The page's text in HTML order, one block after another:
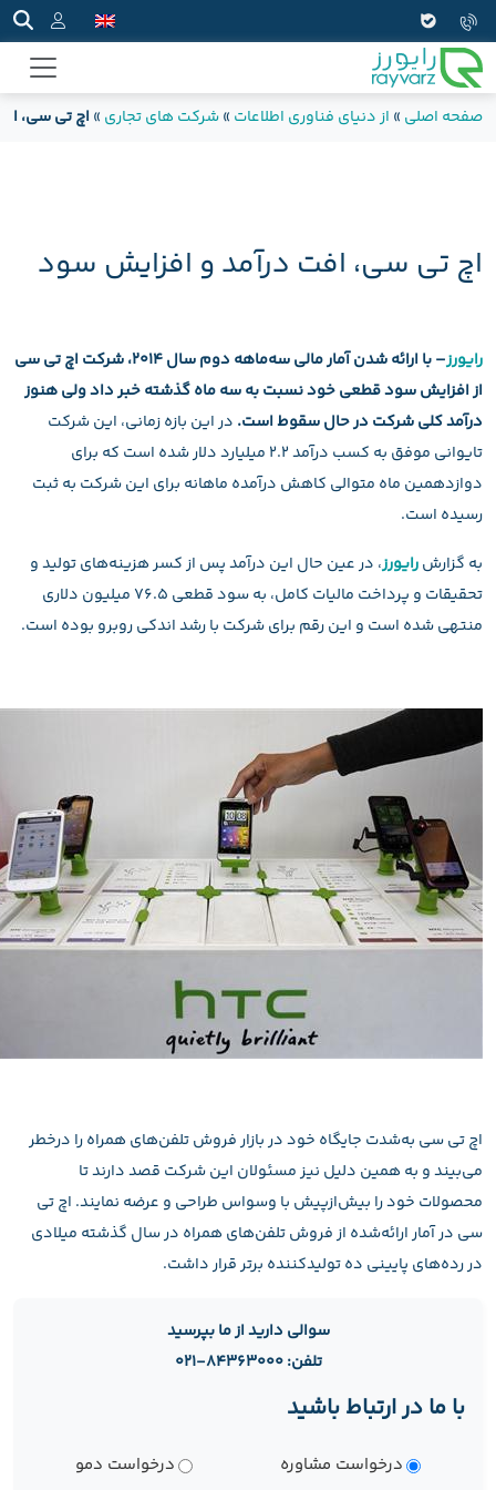
صفحه اصلی » از دنیای فناوری اطلاعات »شرکت های تجاری » اچ تی سی،
اچ تی سی، افت درآمد و افزایش سود
رایورز
– با ارائه شدن آمار مالی سه‌ماهه دوم سال ۲۰۱۴، شرکت اچ تی سی
از افزایش سود قطعی خود نسبت به سه ماه گذشته خبر داد ولی هنوز
درآمد کلی شرکت در حال سقوط است. در این بازه زمانی، این شرکت
تایوانی موفق به کسب درآمد ۲.۲ میلیارد دلار شده است که برای
دوازدهمین ماه متوالی کاهش درآمده ماهانه برای این شرکت به ثبت
رسیده است.
به گزارشرایورز، در عین‌ حال این درآمد پس از کسر هزینه‌های تولید و
تحقیقات و پرداخت مالیات کامل، به سود قطعی ۷۶.۵ میلیون دلاری
منتهی شده است و این رقم برای شرکت با رشد اندکی روبرو بوده است.
اچ تی سی به‌شدت جایگاه خود در بازار فروش تلفن‌های همراه را درخطر
می‌بیند و به همین دلیل نیز مسئولان این شرکت قصد دارند تا
محصولات خود را بیش‌ازپیش با وسواس طراحی و عرضه نمایند. اچ تی
سی در آمار ارائه‌شده از فروش تلفن‌های همراه در سال گذشته میلادی
در رده‌های پایینی ده تولیدکننده برتر قرار داشت.
سوالی دارید از ما بپرسید
تلفن: ۸۴۳۶۳۰۰۰-۰۲۱
با ما در ارتباط باشید
درخواست مشاوره درخواست دمو